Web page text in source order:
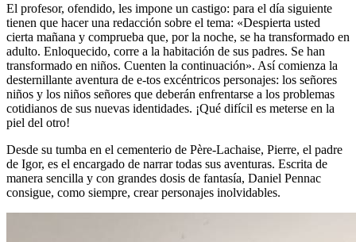
El profesor, ofendido, les impone un castigo: para el día siguiente
tienen que hacer una redacción sobre el tema: «Despierta usted
cierta mañana y comprueba que, por la noche, se ha transformado en
adulto. Enloquecido, corre a la habitación de sus padres. Se han
transformado en niños. Cuenten la continuación». Así comienza la
desternillante aventura de e-tos excéntricos personajes: los señores
niños y los niños señores que deberán enfrentarse a los problemas
cotidianos de sus nuevas identidades. ¡Qué difícil es meterse en la
piel del otro!
Desde su tumba en el cementerio de Père-Lachaise, Pierre, el padre
de Igor, es el encargado de narrar todas sus aventuras. Escrita de
manera sencilla y con grandes dosis de fantasía, Daniel Pennac
consigue, como siempre, crear personajes inolvidables.